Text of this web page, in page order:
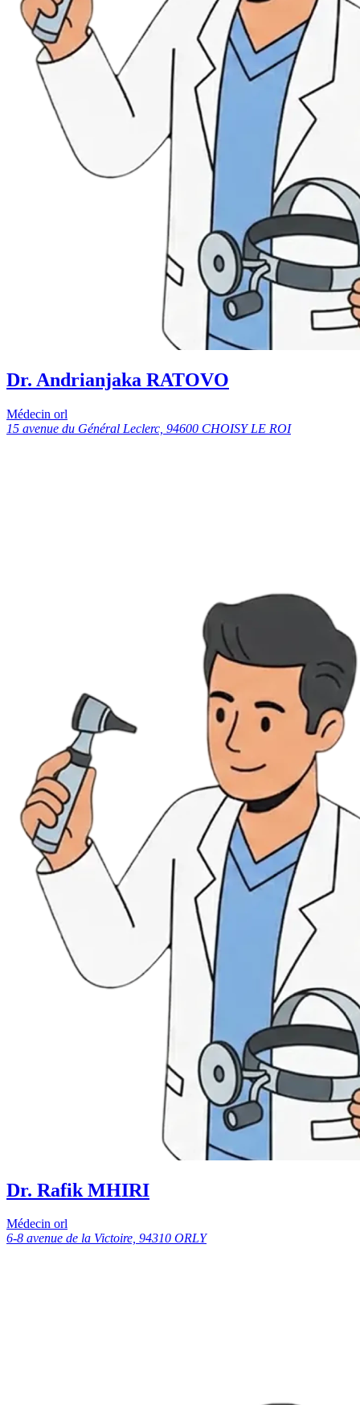
Dr. Andrianjaka RATOVO
Médecin orl
15 avenue du Général Leclerc, 94600 CHOISY LE ROI
Dr. Rafik MHIRI
Médecin orl
6-8 avenue de la Victoire, 94310 ORLY